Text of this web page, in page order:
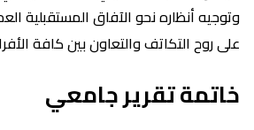
وتوجيه أنظاره نحو الآفاق المستقبلية
على روح التكاتف والتعاون بين كافة
خاتمة تقرير جامعي